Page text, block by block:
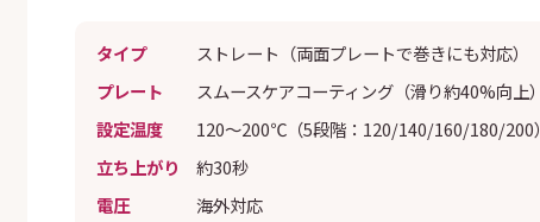
タイプ
ストレート（両面プレートで巻きにも対応）
プレート
スムースケアコーティング（滑り約40%向上）
設定温度
120〜200℃（5段階：120/140/160/180/200）
立ち上がり
約30秒
電圧
海外対応